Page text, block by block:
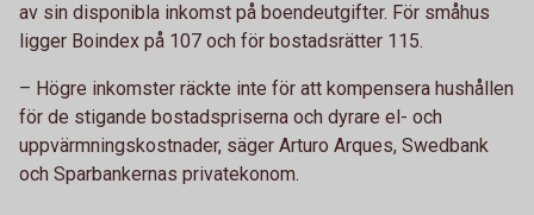
av sin disponibla inkomst på boendeutgifter. För småhus
ligger Boindex på 107 och för bostadsrätter 115.
– Högre inkomster räckte inte för att kompensera hushållen
för de stigande bostadspriserna och dyrare el- och
uppvärmningskostnader, säger Arturo Arques, Swedbank
och Sparbankernas privatekonom.